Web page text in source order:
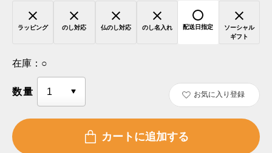
ラッピング のし対応 仏のし対応 のし名入れ 配送日指定
ソーシャル
ギフト
在庫： ○
数量 お気に入り登録